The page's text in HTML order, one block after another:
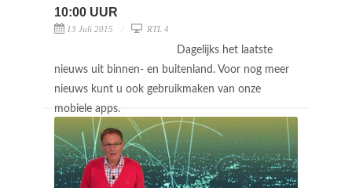
10:00 UUR
13 Juli 2015 RTL 4
Dagelijks het laatste
nieuws uit binnen- en buitenland. Voor nog meer
nieuws kunt u ook gebruikmaken van onze
mobiele apps.